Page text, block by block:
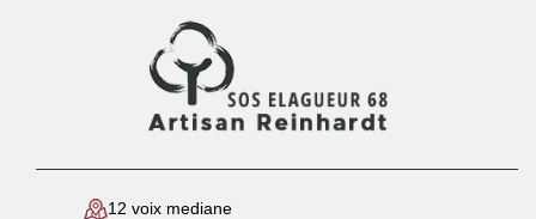
12 voix mediane